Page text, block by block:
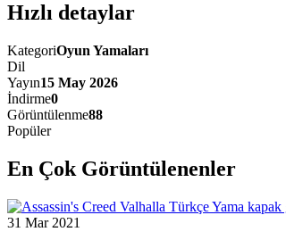
Hızlı detaylar
KategoriOyun Yamaları
Dil
Yayın15 May 2026
İndirme0
Görüntülenme88
Popüler
En Çok Görüntülenenler
31 Mar 2021